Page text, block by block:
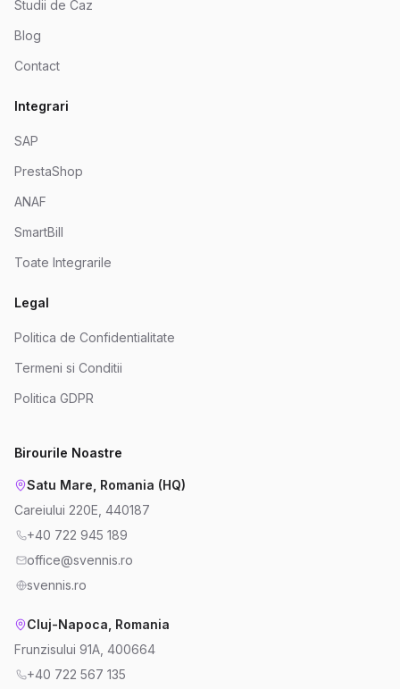
Studii de Caz
Blog
Contact
Integrari
SAP
PrestaShop
ANAF
SmartBill
Toate Integrarile
Legal
Politica de Confidentialitate
Termeni si Conditii
Politica GDPR
Birourile Noastre
Satu Mare, Romania (HQ)
Careiului 220E, 440187
+40 722 945 189
office@svennis.ro
svennis.ro
Cluj-Napoca, Romania
Frunzisului 91A, 400664
+40 722 567 135